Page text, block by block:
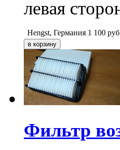
левая
Hengst, Германия 1 100 руб
Фильтр